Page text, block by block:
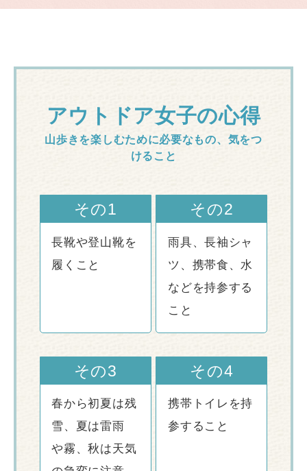
アウトドア女子の心得
山歩きを楽しむために必要なもの、気をつ
けること
その1
長靴や登山靴を
履くこと
その2
雨具、長袖シャ
ツ、携帯食、水
などを持参する
こと
その3
春から初夏は残
雪、夏は雷雨
や霧、秋は天気
その4
携帯トイレを持
参すること